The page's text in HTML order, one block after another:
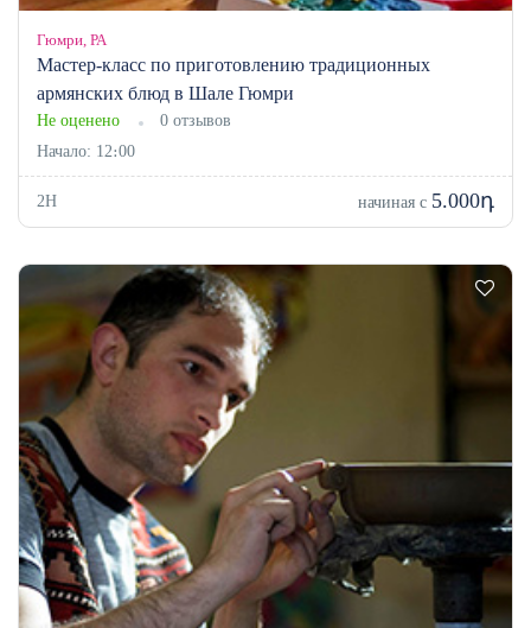
Гюмри, РА
Мастер-класс по приготовлению традиционных
армянских блюд в Шале Гюмри
Не оценено
0 отзывов
Начало: 12։00
2H начиная с 5.000դ